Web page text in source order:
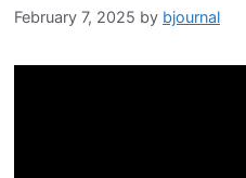
February 7, 2025 by bjournal